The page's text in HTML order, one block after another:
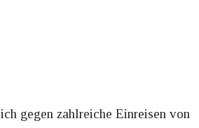
gegen zahlreiche Einreisen von